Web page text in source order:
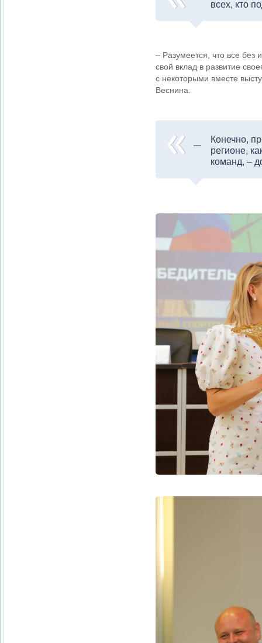
всех, кто
– Разумеется, что все
свой вклад в развитие
с некоторыми вместе
Веснина.
Конечно,
регионе,
команд, –